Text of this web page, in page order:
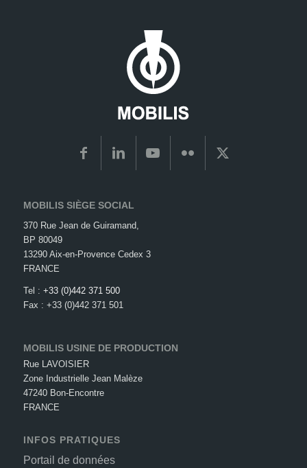
MOBILIS SIÈGE SOCIAL
370 Rue Jean de Guiramand,
BP 80049
13290 Aix-en-Provence Cedex 3
FRANCE
Tel : +33 (0)442 371 500
Fax : +33 (0)442 371 501
MOBILIS USINE DE PRODUCTION
Rue LAVOISIER
Zone Industrielle Jean Malèze
47240 Bon-Encontre
FRANCE
INFOS PRATIQUES
Portail de données